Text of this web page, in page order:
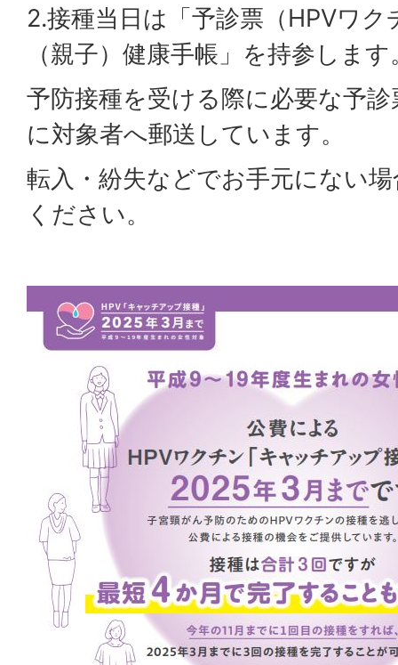
2.接種当日は「予診票（HPVワク
（親子）健康手帳」を持参します
予防接種を受ける際に必要な予
に対象者へ郵送しています。
転入・紛失などでお手元にない
ください。